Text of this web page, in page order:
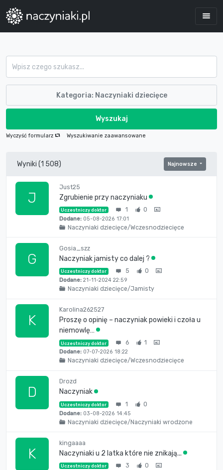
Kategoria: Naczyniaki dziecięce
Wyszukaj
Wyczyść formularz Wyszukiwanie zaawansowane
Wyniki (1 508) Najnowsze
J
Just25
Zgrubienie przy naczyniaku
Uczestniczy doktor 1 0
Dodane:05-08-2026 17:01
Naczyniaki dziecięce/Wczesnodziecięce
G
Gosia_szz
Naczyniak jamisty co dalej ?
Uczestniczy doktor 5 0
Dodane:21-11-2024 22:59
Naczyniaki dziecięce/Jamisty
K
Karolina262527
Proszę o opinię – naczyniak powieki i czoła u
niemowlę…
Uczestniczy doktor 6 1
Dodane:07-07-2026 18:22
Naczyniaki dziecięce/Wczesnodziecięce
D
Drozd
Naczyniak
Uczestniczy doktor 1 0
Dodane:03-08-2026 14:45
Naczyniaki dziecięce/Naczyniaki wrodzone
K
kingaaaa
Naczyniaki u 2 latka które nie znikają...
Uczestniczy doktor 3 0